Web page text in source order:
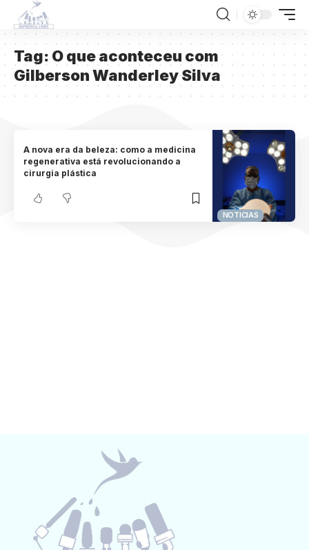
Tag: O que aconteceu com
Gilberson Wanderley Silva
NOTICIAS
A nova era da beleza: como a medicina
regenerativa está revolucionando a
cirurgia plástica